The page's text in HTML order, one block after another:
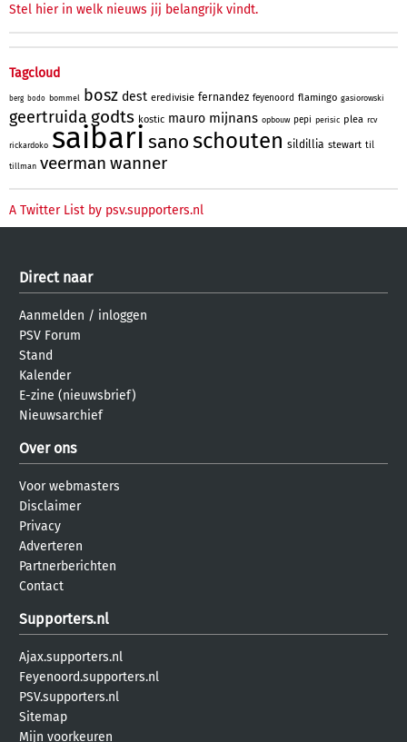
Stel hier in welk nieuws jij belangrijk vindt.
Tagcloud
berg bodo bommel bosz dest eredivisie fernandez feyenoord flamingo gasiorowski
geertruida godts kostic mauro mijnans opbouw pepi perisic plea rcv
rickardoko saibari sanoschouten sildillia stewart til
tillman veerman wanner
A Twitter List by psv.supporters.nl
Direct naar
Aanmelden / inloggen
PSV Forum
Stand
Kalender
E-zine (nieuwsbrief)
Nieuwsarchief
Over ons
Voor webmasters
Disclaimer
Privacy
Adverteren
Partnerberichten
Contact
Supporters.nl
Ajax.supporters.nl
Feyenoord.supporters.nl
PSV.supporters.nl
Sitemap
Mijn voorkeuren